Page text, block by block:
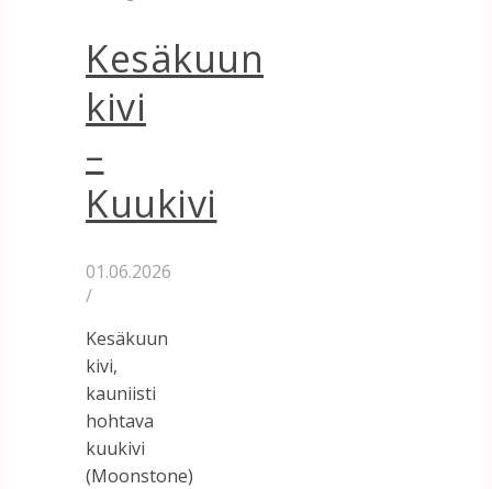
Kesäkuun
kivi
–
Kuukivi
01.06.2026
/
Kesäkuun
kivi,
kauniisti
hohtava
kuukivi
(Moonstone)